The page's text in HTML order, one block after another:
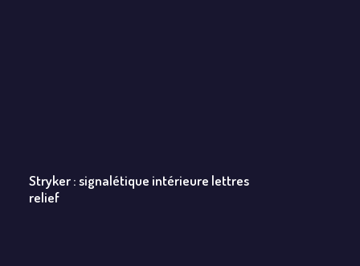
Stryker : signalétique intérieure lettres
relief